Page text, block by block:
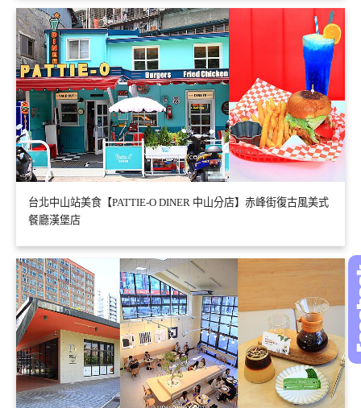
台北中山站美食【PATTIE-O DINER 中山分店】赤峰街復古風美式
餐廳漢堡店